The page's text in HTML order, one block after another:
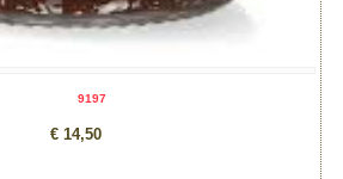
9197
€ 14,50